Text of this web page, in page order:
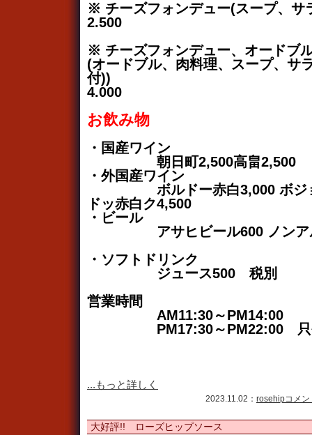
※ チーズフォンデュー(スープ、サ
2.500
※ チーズフォンデュー、オードブ
(オードブル、肉料理、スープ、サ
付))
4.000
お飲み物
・国産ワイン
朝日町2,500高畠2,500
・外国産ワイン
ボルドー赤白3,000 ボジョ
ドッ赤白ク4,500
・ビール
アサヒビール600 ノンアル
・ソフトドリンク
ジュース500 税別
営業時間
AM11:30～PM14:00
PM17:30～PM22:00 只
...もっと詳しく
2023.11.02： rosehipコメ
大好評!! ローズヒップソース